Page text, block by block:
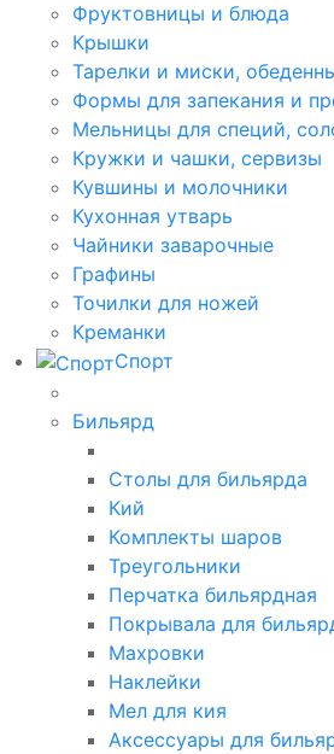
Фруктовницы и блюда
Крышки
Тарелки и миски,
Формы для запекания и
Мельницы для специй,
Кружки и чашки, сервизы
Кувшины и молочники
Кухонная утварь
Чайники заварочные
Графины
Точилки для ножей
Креманки
Спорт
Бильярд
Столы для бильярда
Кий
Комплекты шаров
Треугольники
Перчатка бильярдная
Покрывала для
Махровки
Наклейки
Мел для кия
Аксессуары для